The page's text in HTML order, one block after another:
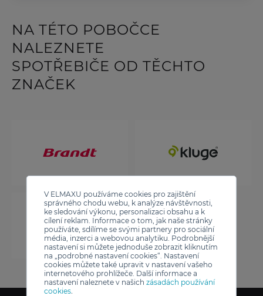
V ELMAXU používáme cookies pro zajištění
správného chodu webu, k analýze návštěvnosti,
ke sledování výkonu, personalizaci obsahu a k
cílení reklam. Informace o tom, jak naše stránky
používáte, sdílíme se svými partnery pro sociální
média, inzerci a webovou analytiku. Podrobnější
nastavení si můžete jednoduše zobrazit kliknutím
na „podrobné nastavení cookies“. Nastavení
cookies můžete také upravit v nastavení vašeho
internetového prohlížeče. Další informace a
nastavení naleznete v našich zásadách používání
cookies.
NA TÉTO POBOČCE
NALEZNETE
SPOTŘEBIČE OD TĚCHTO
ZNAČEK